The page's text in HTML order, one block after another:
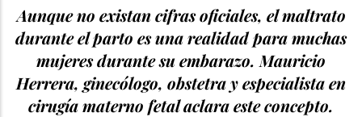
Aunque no existan cifras oficiales, el maltrato
durante el parto es una realidad para muchas
mujeres durante su embarazo. Mauricio
Herrera, ginecólogo, obstetra y especialista en
cirugía materno fetal aclara este concepto.